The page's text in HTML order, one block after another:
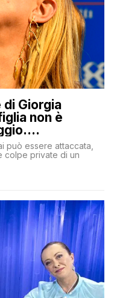
Giorgia
non è
può essere attaccata,
colpe private di un